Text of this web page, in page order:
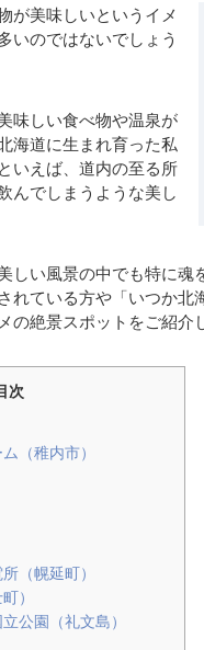
が美味しいというイメ
いのではないでしょう
味しい食べ物や温泉が
海道に生まれ育った私
いえば、道内の至る所
んでしまうような美し
しい風景の中でも特に
れている方や「いつか
の絶景スポットをご紹介
次
（稚内市）
（幌延町）
）
公園（礼文島）